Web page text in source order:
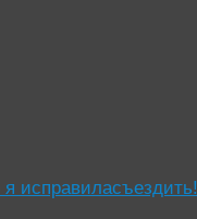
исправиласъездить!